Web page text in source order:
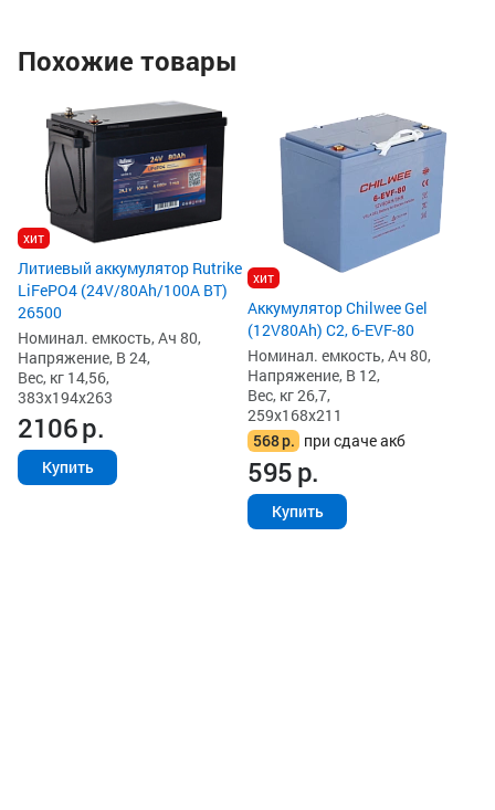
Похожие товары
хит
Литиевый аккумулятор Rutrike
LiFePO4 (24V/80Ah/100A BT)
26500
Номинал. емкость, Ач 80,
Напряжение, В 24,
Вес, кг 14,56,
383x194x263
2106р.
Купить
хит
Аккумулятор Chilwee Gel
(12V80Ah) C2, 6-EVF-80
Номинал. емкость, Ач 80,
Напряжение, В 12,
Вес, кг 26,7,
259x168x211
568р. при сдаче акб
595р.
Купить